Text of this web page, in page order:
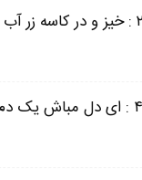
غزل شماره ۲۶۴ : خیز و در کاسه
غزل شماره ۴۳۴ : ای دل مباش